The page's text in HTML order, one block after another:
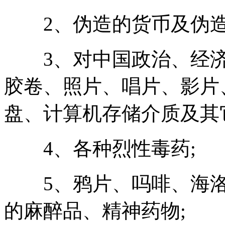
2、伪造的货币及伪
3、对中国政治、经济
胶卷、照片、唱片、影
盘、计算机存储介质及
4、各种烈性毒药;
5、鸦片、吗啡、海洛
的麻醉品、精神药物;